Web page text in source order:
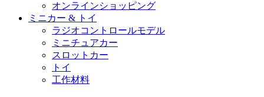
オンラインショッピング
ミニカー & トイ
ラジオコントロールモデル
ミニチュアカー
スロットカー
トイ
工作材料